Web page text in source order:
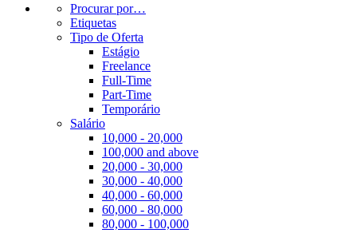
Procurar por…
Etiquetas
Tipo de Oferta
Estágio
Freelance
Full-Time
Part-Time
Temporário
Salário
10,000 - 20,000
100,000 and above
20,000 - 30,000
30,000 - 40,000
40,000 - 60,000
60,000 - 80,000
80,000 - 100,000